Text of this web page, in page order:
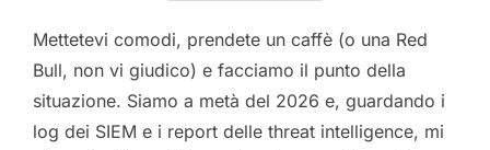
Mettetevi comodi, prendete un caffè (o una Red
Bull, non vi giudico) e facciamo il punto della
situazione. Siamo a metà del 2026 e, guardando i
log dei SIEM e i report delle threat intelligence, mi